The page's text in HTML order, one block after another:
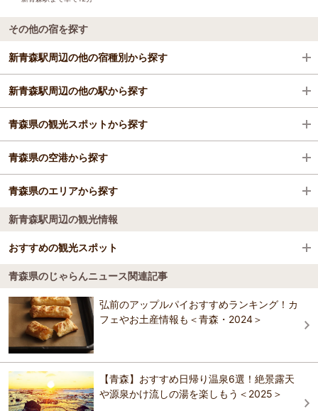
その他の宿を探す
新青森駅周辺の他の宿種別から探す
ビジネスホテル
旅館
格安ホテル
新青森駅周辺の他の駅から探す
青森駅
浅虫温泉駅
浪岡駅
青森県の観光スポットから探す
奥入瀬渓流
浅虫水族館
三内丸山遺跡
青森県立美術館
青森県観光物産館アスパム
八食センター
ねぶたの家 ワ・ラッセ
青函連絡船メモリアルシップ八甲田丸
青森県の空港から探す
青森空港
三沢空港（三沢飛行場）
青森県のエリアから探す
八戸
弘前
青森
十和田湖
津軽西海岸
下北・三沢
新青森駅周辺の観光情報
おすすめの観光スポット
青森県立美術館
4.2
【料金】 ・展覧会は、展覧会ごとに観覧料が異なりますので、各展覧
会詳細をご覧下さい。 ・コレクション展は、大人: 700円 大学生:
400円 18歳以下および高校生：無料
おすすめの観光スポットガイドを見る
青森県のじゃらんニュース関連記事
弘前のアップルパイおすすめランキング！カ
フェやお土産情報も＜青森・2024＞
【青森】おすすめ日帰り温泉6選！絶景露天
や源泉かけ流しの湯を楽しもう＜2025＞